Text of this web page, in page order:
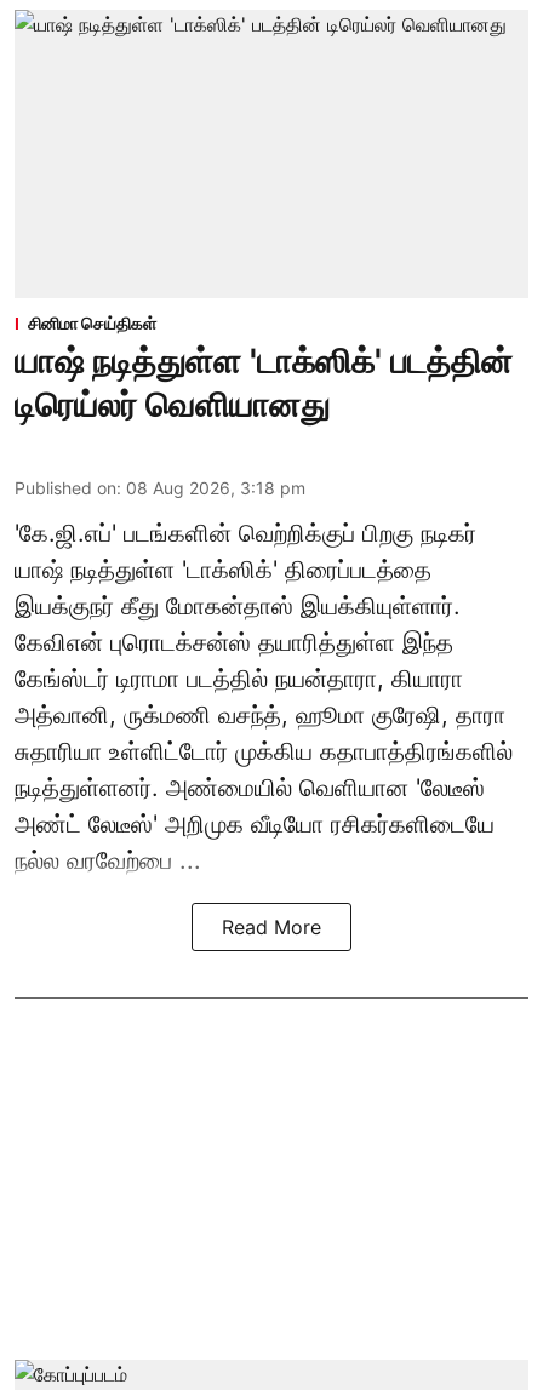
சினிமா செய்திகள்
யாஷ் நடித்துள்ள 'டாக்‌ஸிக்' படத்தின்
டிரெய்லர் வெளியானது
Published on: 08 Aug 2026, 3:18 pm
'கே.ஜி.எப்' படங்களின் வெற்றிக்குப் பிறகு நடிகர்
யாஷ் நடித்துள்ள 'டாக்ஸிக்' திரைப்படத்தை
இயக்குநர் கீது மோகன்தாஸ் இயக்கியுள்ளார்.
கேவிஎன் புரொடக்சன்ஸ் தயாரித்துள்ள இந்த
கேங்ஸ்டர் டிராமா படத்தில் நயன்தாரா, கியாரா
அத்வானி, ருக்மணி வசந்த், ஹூமா குரேஷி, தாரா
சுதாரியா உள்ளிட்டோர் முக்கிய கதாபாத்திரங்களில்
நடித்துள்ளனர். அண்மையில் வெளியான 'லேடீஸ்
அண்ட் லேடீஸ்' அறிமுக வீடியோ ரசிகர்களிடையே
நல்ல வரவேற்பை ...
Read More